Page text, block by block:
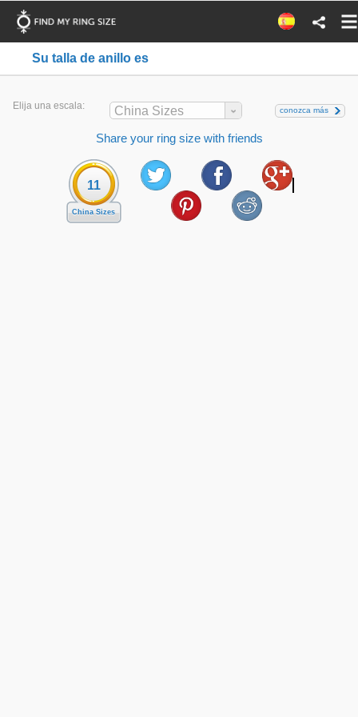
Su talla de anillo es
Elija una escala: China Sizes conozca más
Share your ring size with friends
11
China Sizes